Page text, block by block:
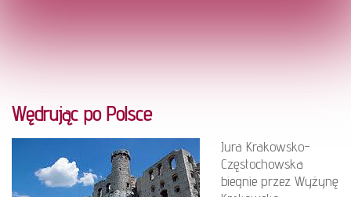
Wędrując po Polsce
Jura Krakowsko-
Częstochowska
biegnie przez Wyżynę